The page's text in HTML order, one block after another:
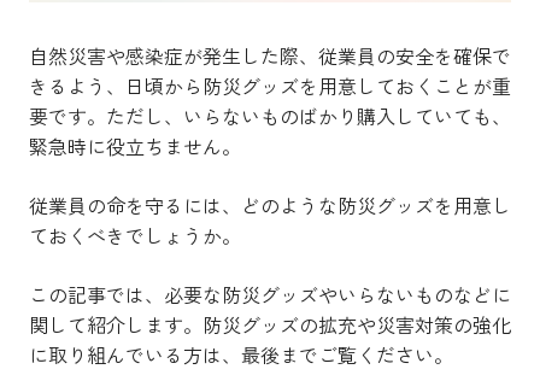
自然災害や感染症が発生した際、従業員の安全を確保で
きるよう、日頃から防災グッズを用意しておくことが重
要です。ただし、いらないものばかり購入していても、
緊急時に役立ちません。
従業員の命を守るには、どのような防災グッズを用意し
ておくべきでしょうか。
この記事では、必要な防災グッズやいらないものなどに
関して紹介します。防災グッズの拡充や災害対策の強化
に取り組んでいる方は、最後までご覧ください。